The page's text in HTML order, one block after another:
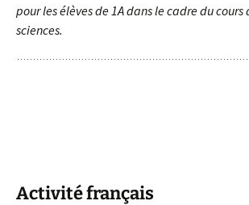
pour les élèves de 1A dans le cadre du cours
sciences.
Activité français